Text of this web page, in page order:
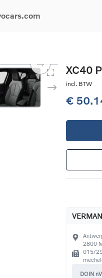
auto's
auto's
auto's
Boek een onderhoud
Onderhoud & herstellingen
Overname van uw auto
XC40
incl. BTW
€
2800
015/
DOIN